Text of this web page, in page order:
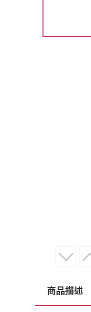
商品描述